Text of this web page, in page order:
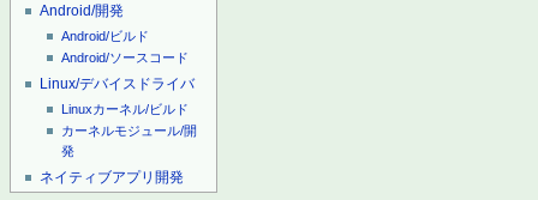
Android/開発
Android/ビルド
Android/ソースコード
Linux/デバイスドライバ
Linuxカーネル/ビルド
カーネルモジュール/開
発
ネイティブアプリ開発